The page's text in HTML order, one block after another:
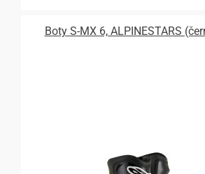
Boty S-MX 6, ALPINESTARS